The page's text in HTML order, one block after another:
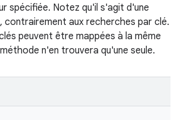
spécifiée. Notez qu'il s'agit d'une
contrairement aux recherches par clé.
peuvent être mappées à la même
n'en trouvera qu'une seule.